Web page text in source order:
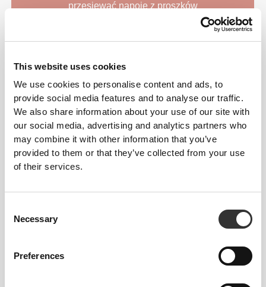
This website uses cookies
We use cookies to personalise content and ads, to
provide social media features and to analyse our traffic.
We also share information about your use of our site with
our social media, advertising and analytics partners who
may combine it with other information that you’ve
provided to them or that they’ve collected from your use
of their services.
Selection
Necessary
Preferences
przesiewać napoje z proszków
suplementacyjnych zawsze wtedy, gdy tego
ZACHOWUJE SMAK
Nasza specjalna butelka wolna od BPA nie
zmienia smaku Twoich napojów, zachowując